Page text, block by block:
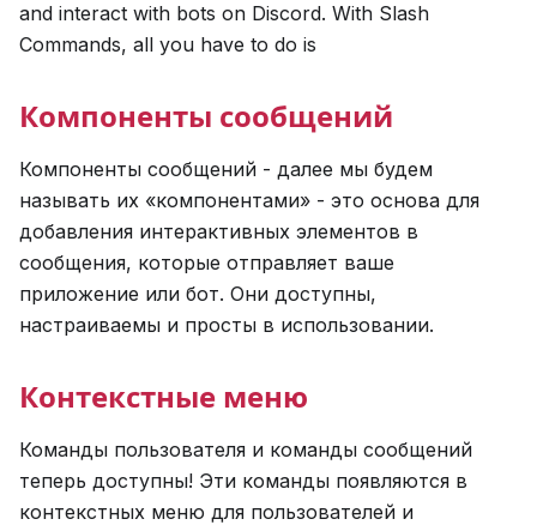
and interact with bots on Discord. With Slash
Commands, all you have to do is
Компоненты сообщений
Компоненты сообщений - далее мы будем
называть их «компонентами» - это основа для
добавления интерактивных элементов в
сообщения, которые отправляет ваше
приложение или бот. Они доступны,
настраиваемы и просты в использовании.
Контекстные меню
Команды пользователя и команды сообщений
теперь доступны! Эти команды появляются в
контекстных меню для пользователей и